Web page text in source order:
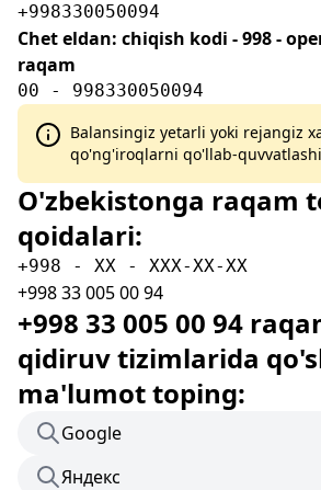
+998330050094
Chet eldan: chiqish kodi - 998 -
raqam
00 - 998330050094
Balansingiz yetarli yoki rejangiz
qo'ng'iroqlarni qo'llab-
O'zbekistonga raqam
qoidalari:
+998 - XX - XXX-XX-XX
+998 33 005 00 94
+998 33 005 00 94
qidiruv tizimlarida
ma'lumot toping:
Google
Яндекс